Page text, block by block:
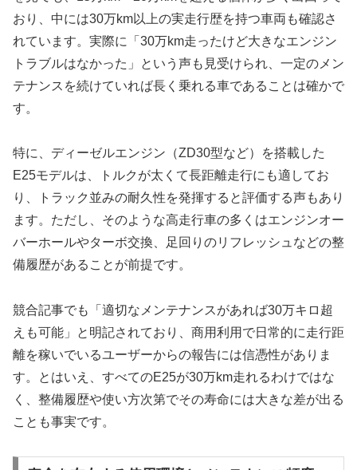
おり、中には30万km以上の実走行歴を持つ車両も確認さ
れています。実際に「30万km走ったけど大きなエンジン
トラブルはなかった」という声も見受けられ、一定のメン
テナンスを続けていれば長く乗れる車であることは確かで
す。
特に、ディーゼルエンジン（ZD30型など）を搭載した
E25モデルは、トルクが太くて長距離走行にも適してお
り、トラック並みの耐久性を発揮すると評価する声もあり
ます。ただし、そのような高走行車の多くはエンジンオー
バーホールやターボ交換、足回りのリフレッシュなどの整
備履歴があることが前提です。
競合記事でも「適切なメンテナンスがあれば30万キロ超
えも可能」と明記されており、商用利用で日常的に走行距
離を稼いでいるユーザーからの報告には信憑性がありま
す。とはいえ、すべてのE25が30万km走れるわけではな
く、整備履歴や使い方次第でその寿命には大きな差が出る
ことも事実です。